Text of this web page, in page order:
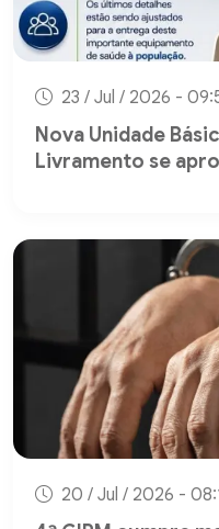
23 / Jul / 2026 -
Nova Unidade
Livramento se
20 / Jul / 2026 -